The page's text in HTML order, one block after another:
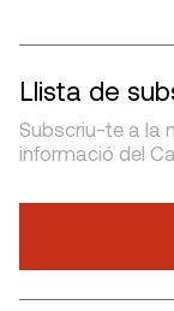
Llista de
Subscriu-te a la
informació del